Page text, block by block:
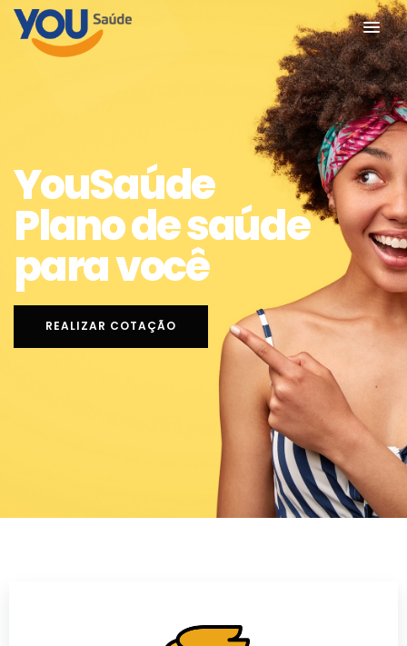
YouSaúde
Plano de saúde
para você
REALIZAR COTAÇÃO